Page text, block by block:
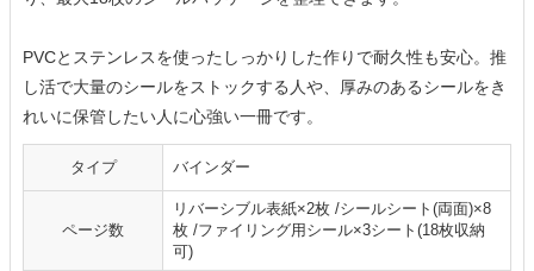
PVCとステンレスを使ったしっかりした作りで耐久性も安心。推
し活で大量のシールをストックする人や、厚みのあるシールをき
れいに保管したい人に心強い一冊です。
タイプ バインダー
ページ数
リバーシブル表紙×2枚 /シールシート(両面)×8
枚 /ファイリング用シール×3シート(18枚収納
可)